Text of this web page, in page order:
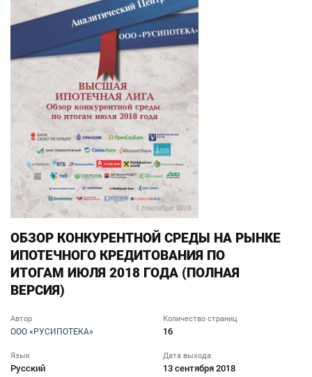
ОБЗОР КОНКУРЕНТНОЙ СРЕДЫ НА РЫНКЕ
ИПОТЕЧНОГО КРЕДИТОВАНИЯ ПО
ИТОГАМ ИЮЛЯ 2018 ГОДА (ПОЛНАЯ
ВЕРСИЯ)
Автор
ООО «РУСИПОТЕКА»
Количество страниц
16
Язык
Русский
Дата выхода
13 сентября 2018